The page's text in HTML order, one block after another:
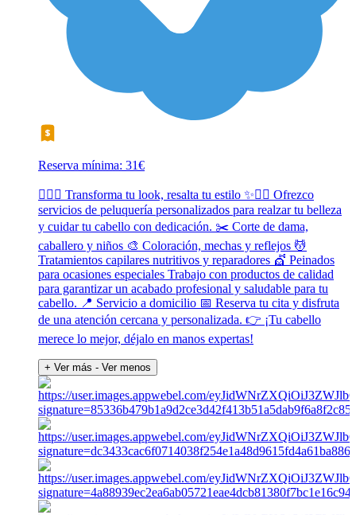
Reserva mínima: 31€
💇‍♀️✨ Transforma tu look, resalta tu estilo ✨💇‍♂️ Ofrezco
servicios de peluquería personalizados para realzar tu belleza
y cuidar tu cabello con dedicación. ✂️ Corte de dama,
caballero y niños 🎨 Coloración, mechas y reflejos 💆
Tratamientos capilares nutritivos y reparadores 💇 Peinados
para ocasiones especiales Trabajo con productos de calidad
para garantizar un acabado profesional y saludable para tu
cabello. 📍 Servicio a domicilio 📅 Reserva tu cita y disfruta
de una atención cercana y personalizada. 👉 ¡Tu cabello
merece lo mejor, déjalo en manos expertas!
+ Ver más - Ver menos